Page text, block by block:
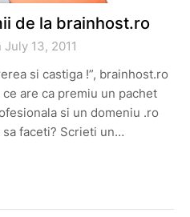
de la brainhost.ro
13, 2011
si castiga !”, brainhost.ro
are ca premiu un pachet
si un domeniu .ro
faceti? Scrieti un…